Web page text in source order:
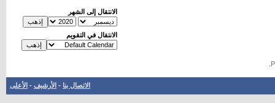
الانتقال إلى الشهر
الانتقال في التقويم
الاتصال بنا - الأرشيف - الأعلى